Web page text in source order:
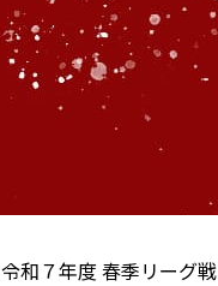
令和７年度 春季リーグ戦